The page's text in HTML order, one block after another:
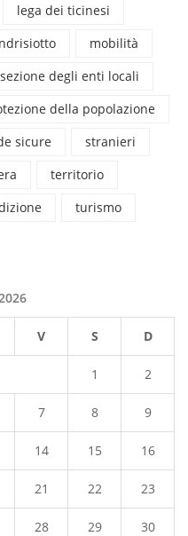
lega dei ticinesi
mobilità
sezione degli enti locali
della popolazione
sicure
stranieri
territorio
turismo
V S D
1 2
7 8 9
14 15 16
21 22 23
28 29 30